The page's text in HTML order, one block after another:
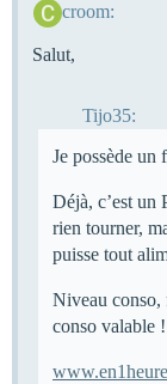
croom:
Salut,
Tijo35:
Je possède un
Déjà, c’est un
rien tourner,
puisse tout
Niveau conso,
conso valable !